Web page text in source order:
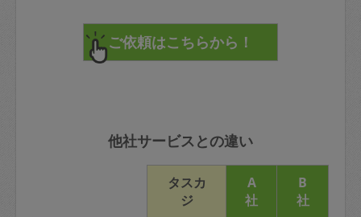
他社サービスとの違い
タスカ
ジ
A
社
B
社